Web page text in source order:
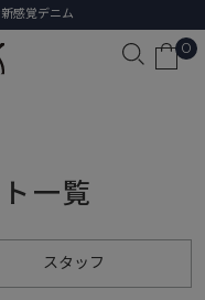
感覚デニム
0
一覧
スタッフ